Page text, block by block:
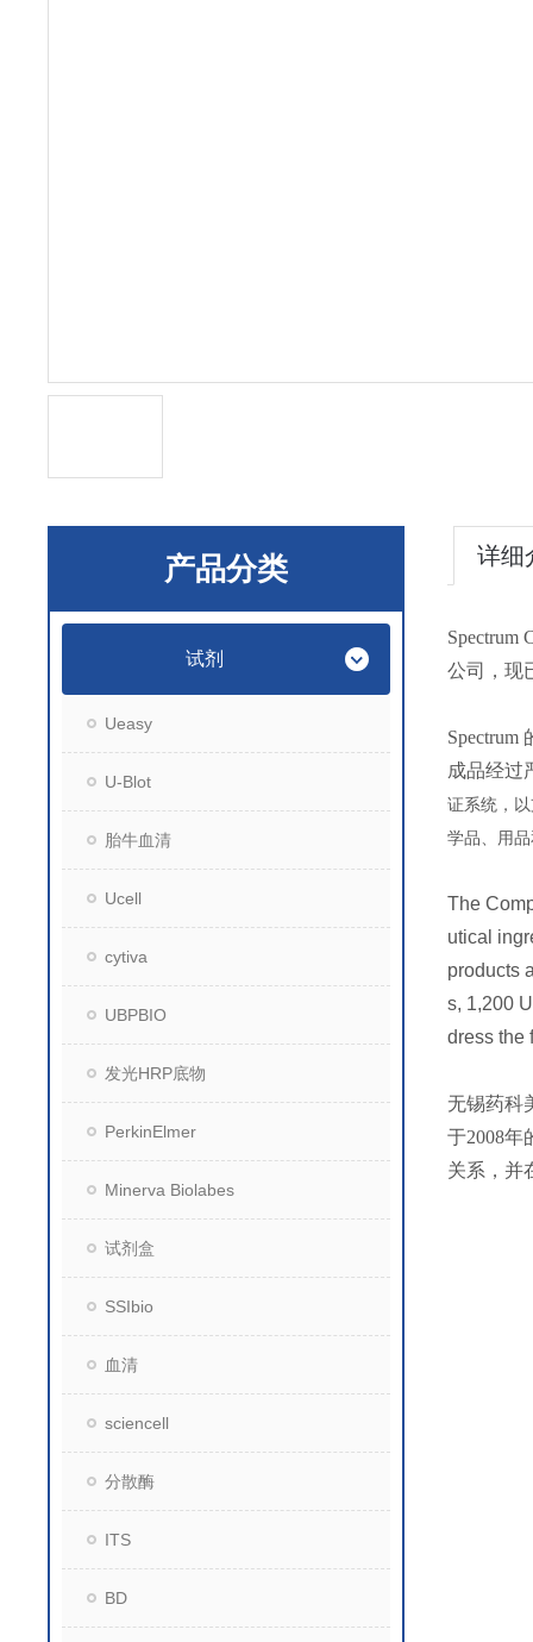
产品分类
试剂
Ueasy
U-Blot
胎牛血清
Ucell
cytiva
UBPBIO
发光HRP底物
PerkinElmer
Minerva Biolabes
试剂盒
SSIbio
血清
sciencell
分散酶
ITS
BD
详细
Spectrum
公司，现
成品经过
证系统，
学品、用
The
utical
products
s, 1,200
dress the
无锡药科
于2008年
关系，并